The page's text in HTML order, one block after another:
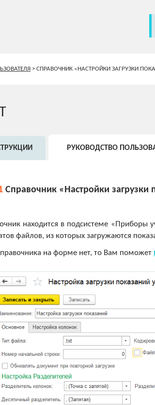
>СПРАВОЧНИК «НАСТРОЙКИ ЗАГРУЗКИ
РУКОВОДСТВО
Справочник «Настройки загрузки
находится в подсистеме «Приборы
файлов, из которых загружаются
на форме нет, то Вам поможет